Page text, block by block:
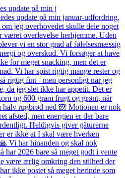
update på min j